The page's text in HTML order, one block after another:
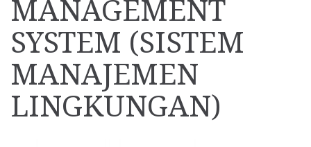
MANAGEMENT
SYSTEM (SISTEM
MANAJEMEN
LINGKUNGAN)